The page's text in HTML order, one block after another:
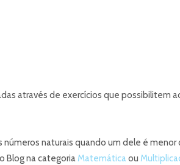
através de exercícios que possibilitem
naturais quando um dele é menor
Blog na categoriaMatemáticaou